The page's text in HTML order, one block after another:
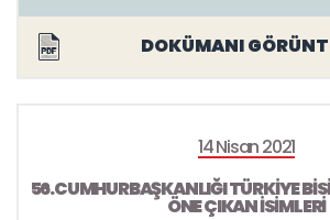
DOKÜMANI
14 Nisan 2021
56.CUMHURBAŞKANLIĞI TÜRKİYE
ÖNE ÇIKAN İSİMLERİ